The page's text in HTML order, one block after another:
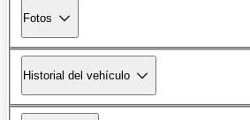
Fotos
Historial del vehículo